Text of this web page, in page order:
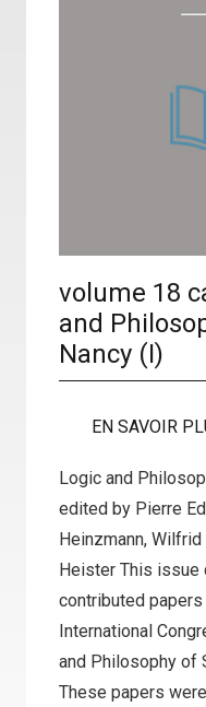
volume 18
and
Nancy (I)
EN SAVOIR
Logic and
edited by Pierre
Heinzmann,
Heister This
contributed
International
and Philosophy of
These papers